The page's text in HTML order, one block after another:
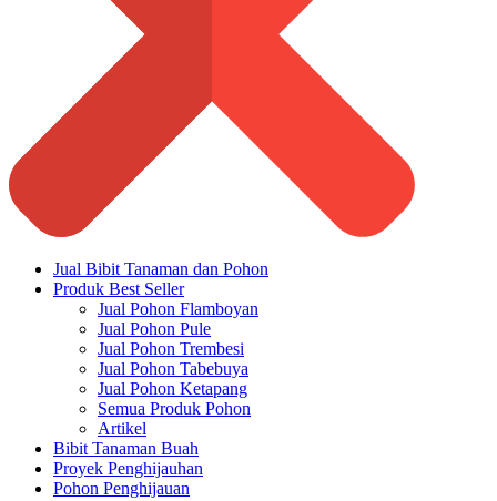
Jual Bibit Tanaman dan Pohon
Produk Best Seller
Jual Pohon Flamboyan
Jual Pohon Pule
Jual Pohon Trembesi
Jual Pohon Tabebuya
Jual Pohon Ketapang
Semua Produk Pohon
Artikel
Bibit Tanaman Buah
Proyek Penghijauhan
Pohon Penghijauan